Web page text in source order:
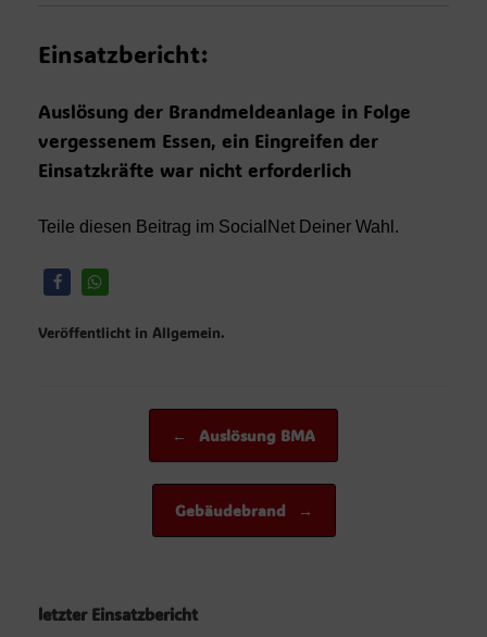
Einsatzbericht:
Auslösung der Brandmeldeanlage in Folge
vergessenem Essen, ein Eingreifen der
Einsatzkräfte war nicht erforderlich
Teile diesen Beitrag im SocialNet Deiner Wahl.
Veröffentlicht in Allgemein.
← Auslösung BMA
Gebäudebrand →
letzter Einsatzbericht